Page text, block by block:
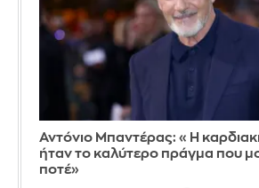
Αντόνιο Μπαντέρας: «Η
ήταν το καλύτερο πράγμα που
ποτέ»